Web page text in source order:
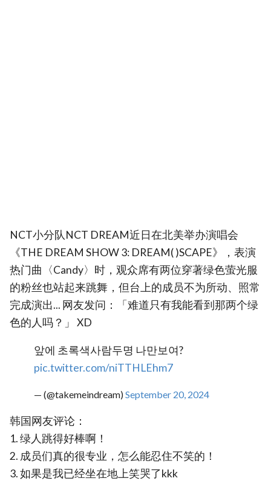
NCT小分队NCT DREAM近日在北美举办演唱会
《THE DREAM SHOW 3: DREAM( )SCAPE》，表演
热门曲〈Candy〉时，观众席有两位穿著绿色萤光服
的粉丝也站起来跳舞，但台上的成员不为所动、照常
完成演出... 网友发问：「难道只有我能看到那两个绿
色的人吗？」 XD
앞에 초록색사람두명 나만보여?
pic.twitter.com/niTTHLEhm7
— (@takemeindream)September 20, 2024
韩国网友评论：
1. 绿人跳得好棒啊！
2. 成员们真的很专业，怎么能忍住不笑的！
3. 如果是我已经坐在地上笑哭了kkk